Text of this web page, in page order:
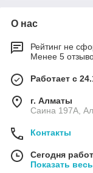
О нас
Рейтинг не
Менее 5
Работает с
г. Алматы
Саина 197А,
Контакты
Сегодня
Показать